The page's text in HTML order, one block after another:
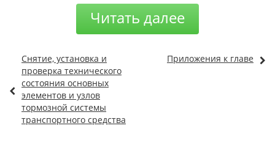
Читать далее
Снятие, установка и
проверка технического
состояния основных
элементов и узлов
тормозной cистемы
транспортного средства
Приложения к главе